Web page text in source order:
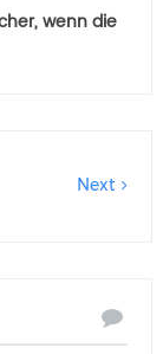
wenn die
Next